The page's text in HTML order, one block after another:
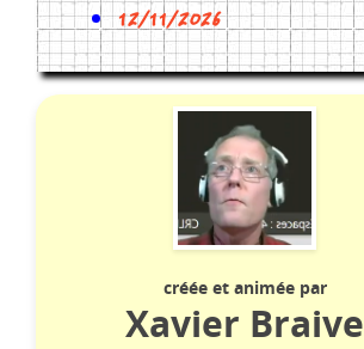
12/11/2026
créée et animée par
Xavier Braive